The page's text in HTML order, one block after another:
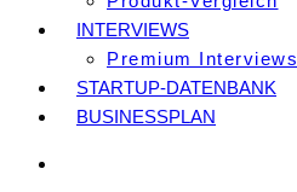
INTERVIEWS
Premium Interviews
STARTUP-DATENBANK
BUSINESSPLAN